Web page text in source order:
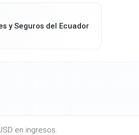
y Seguros del Ecuador
en ingresos.